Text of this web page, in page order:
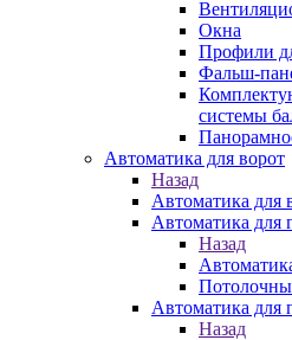
Окна
Профили
Фальш-
системы
Автоматика для ворот
Назад
Автоматика для
Автоматика для
Назад
Автоматика
Назад